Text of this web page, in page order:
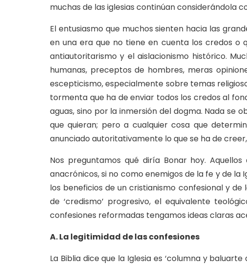
muchas de las iglesias continúan considerándola
El entusiasmo que muchos sienten hacia las
en una era que no tiene en cuenta los credos o
antiautoritarismo y el aislacionismo histórico.
humanas, preceptos de hombres, meras
escepticismo, especialmente sobre temas
tormenta que ha de enviar todos los credos al
aguas, sino por la inmersión del dogma. Nada se
que quieran; pero a cualquier cosa que
anunciado autoritativamente lo que se ha de
Nos preguntamos qué diría Bonar hoy.
anacrónicos, si no como enemigos de la fe y de
los beneficios de un cristianismo confesional y
de ‘credismo’ progresivo, el equivalente
confesiones reformadas tengamos ideas claras
A. La legitimidad de las confesiones
La Biblia dice que la Iglesia es ‘columna y